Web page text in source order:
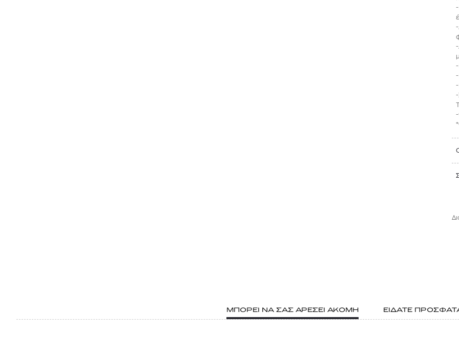
-
-
-
-
-
-
-
-
ΜΠΟΡΕΙ ΝΑ ΣΑΣ ΑΡΕΣΕΙ ΑΚΟΜΗ ΕΙΔΑΤΕ